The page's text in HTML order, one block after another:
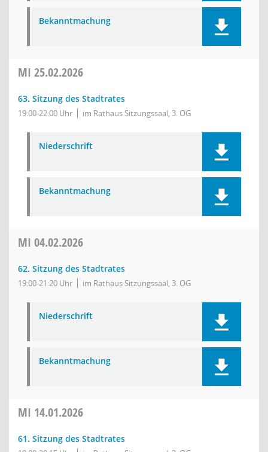
Bekanntmachung
MI 25.02.2026
63. Sitzung des Stadtrates
19:00-22:00 Uhr im Rathaus Sitzungssaal, 3. OG
Niederschrift
Bekanntmachung
MI 04.02.2026
62. Sitzung des Stadtrates
19:00-21:20 Uhr im Rathaus Sitzungssaal, 3. OG
Niederschrift
Bekanntmachung
MI 14.01.2026
61. Sitzung des Stadtrates